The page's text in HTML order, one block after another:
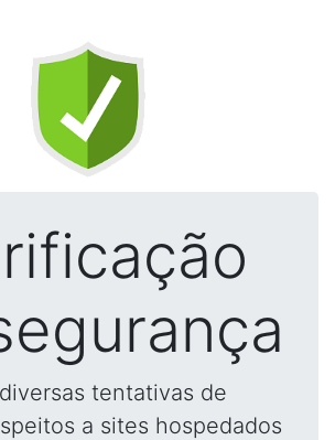
tentativas de
a sites hospedados